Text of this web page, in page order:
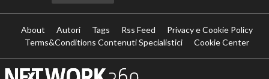
About Autori Tags Rss Feed
Privacy e Cookie Policy
Terms&Conditions Contenuti Specialistici
Cookie Center